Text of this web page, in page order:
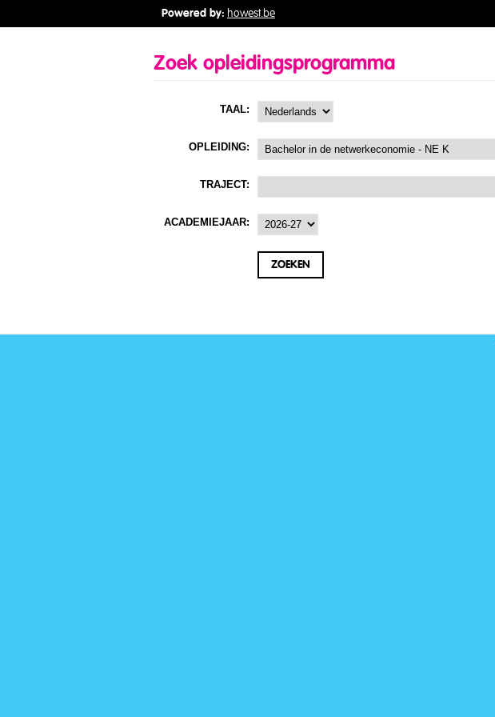
Powered by: howest.be
Zoek opleidingsprogramma
TAAL:
OPLEIDING:
TRAJECT:
ACADEMIEJAAR: